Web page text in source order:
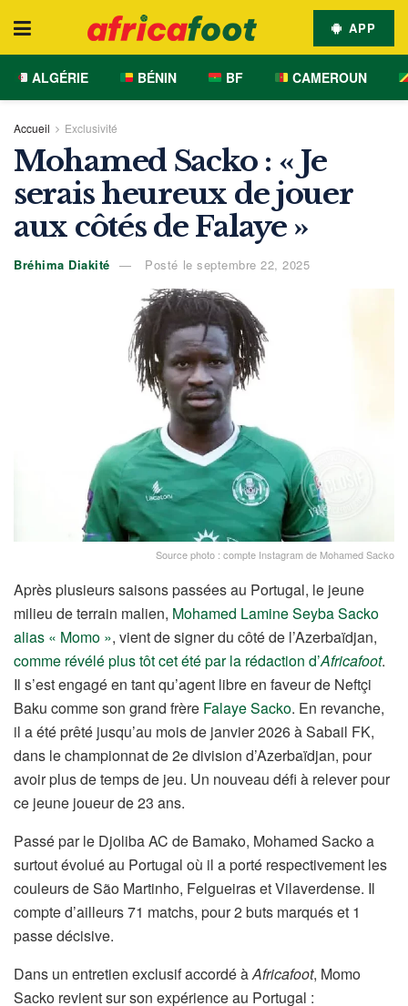
APP
ALGÉRIE BÉNIN BF CAMEROUN
Accueil Exclusivité
Mohamed Sacko : « Je
serais heureux de jouer
aux côtés de Falaye »
Bréhima Diakité Posté le septembre 22, 2025
Source photo : compte Instagram de Mohamed Sacko
Après plusieurs saisons passées au Portugal, le jeune
milieu de terrain malien, Mohamed Lamine Seyba Sacko
alias « Momo », vient de signer du côté de l’Azerbaïdjan,
comme révélé plus tôt cet été par la rédaction d’Africafoot.
Il s’est engagé en tant qu’agent libre en faveur de Neftçi
Baku comme son grand frère Falaye Sacko. En revanche,
il a été prêté jusqu’au mois de janvier 2026 à Sabail FK,
dans le championnat de 2e division d’Azerbaïdjan, pour
avoir plus de temps de jeu. Un nouveau défi à relever pour
ce jeune joueur de 23 ans.
Passé par le Djoliba AC de Bamako, Mohamed Sacko a
surtout évolué au Portugal où il a porté respectivement les
couleurs de São Martinho, Felgueiras et Vilaverdense. Il
compte d’ailleurs 71 matchs, pour 2 buts marqués et 1
passe décisive.
Dans un entretien exclusif accordé àAfricafoot, Momo
Sacko revient sur son expérience au Portugal :